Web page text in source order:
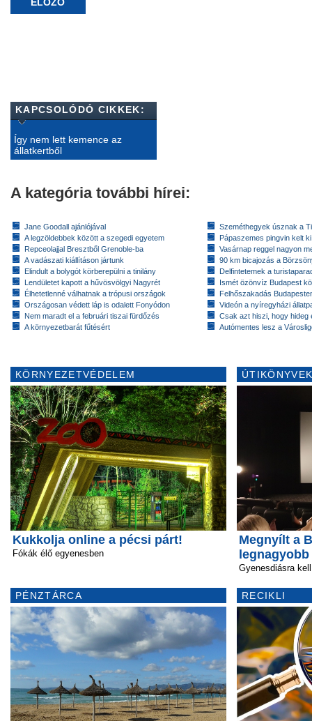
KAPCSOLÓDÓ CIKKEK:
Így nem lett kemence az
állatkertből
A kategória további hírei:
Jane Goodall ajánlójával
A legzöldebbek között a szegedi egyetem
Repceolajjal Bresztből Grenoble-ba
A vadászati kiállításon jártunk
Elindult a bolygót körberepülni a tinilány
Lendületet kapott a hűvösvölgyi Nagyrét
Élhetetlenné válhatnak a trópusi országok
Országosan védett láp is odalett Fonyódon
Nem maradt el a februári tiszai fürdőzés
A környezetbarát fűtésért
Szeméthegyek úsznak a
Pápaszemes pingvin kelt
Vasárnap reggel nagyon
90 km bicajozás a
Delfintetemek a
Ismét özönvíz Budapest
Felhőszakadás
Videón a nyíregyházi
Csak azt hiszi, hogy hideg
Autómentes lesz a
KÖRNYEZETVÉDELEM
Kukkolja online a pécsi párt!
Fókák élő egyenesben
PÉNZTÁRCA
Megnyílt a
Gyenesdiásra
RECIKLI